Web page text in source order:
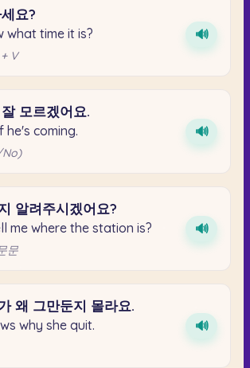
요?
what time it is?
V
🔊
잘 모르겠어요.
he's coming.
No)
🔊
알려주시겠어요?
me where the station is?
문
🔊
왜 그만둔지 몰라요.
why she quit. 🔊